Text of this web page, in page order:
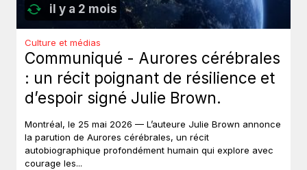
il y a 2 mois
Culture et médias
Communiqué - Aurores cérébrales
: un récit poignant de résilience et
d’espoir signé Julie Brown.
Montréal, le 25 mai 2026 — L’auteure Julie Brown annonce
la parution de Aurores cérébrales, un récit
autobiographique profondément humain qui explore avec
courage les...